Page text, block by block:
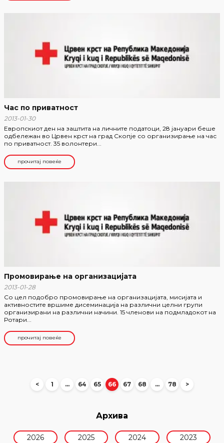
Час по приватност
2013-01-30
Европскиот ден на заштита на личните податоци, 28 јануари беше
одбележан во Црвен крст на град Скопје со организирање на час
по приватност. 35 волонтери...
прочитај повеќе
Промовирање на организацијата
2013-01-28
Со цел подобро промовирање на организацијата, мисијата и
активностите вршиме дисеминација на различни целни групи
организирани на различни начини. 15 членови на подмладокот на
Ротари...
прочитај повеќе
< 1 … 64 65 66 67 68 … 78 >
Архива
2026 2025 2024 2023